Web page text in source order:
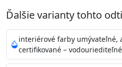
Je interiérová protiplesňová
Vďaka svojmu
znižuje (o 99,9%) množstvo
Preto jevhodná na nátery
vysokými nárokmi na
Ďalšie varianty tohto
interiérové farby umývateľné,
certifikované – vodouriediteľné